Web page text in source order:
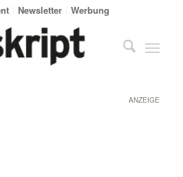
Newsletter Werbung
ANZEIGE